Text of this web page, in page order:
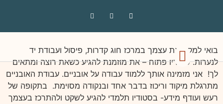
חוגים לנערות קדרות וקרמיקה
בואי למקם את עצמך במרכז חוג קדרות, פיסול ועבודת יד
לנערות. סטודיו פתוח – את מוזמנת להגיע כשאת רוצה ומתאים
לך! אני מזמינה אותך ללמוד עבודה על אובניים. עבודת האובניים
מתרגלת מיקוד וריכוז בדבר אחד ובנקודה מסוימת. בתקופה של
רעש ועודף מידע- בסטודיו תלמדי להגיע לשקט ולהתרכז בעצמך